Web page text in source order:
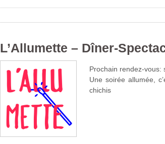
L’Allumette – Dîner-
Prochain rendez-vous:
Une soirée allumée,
chichis